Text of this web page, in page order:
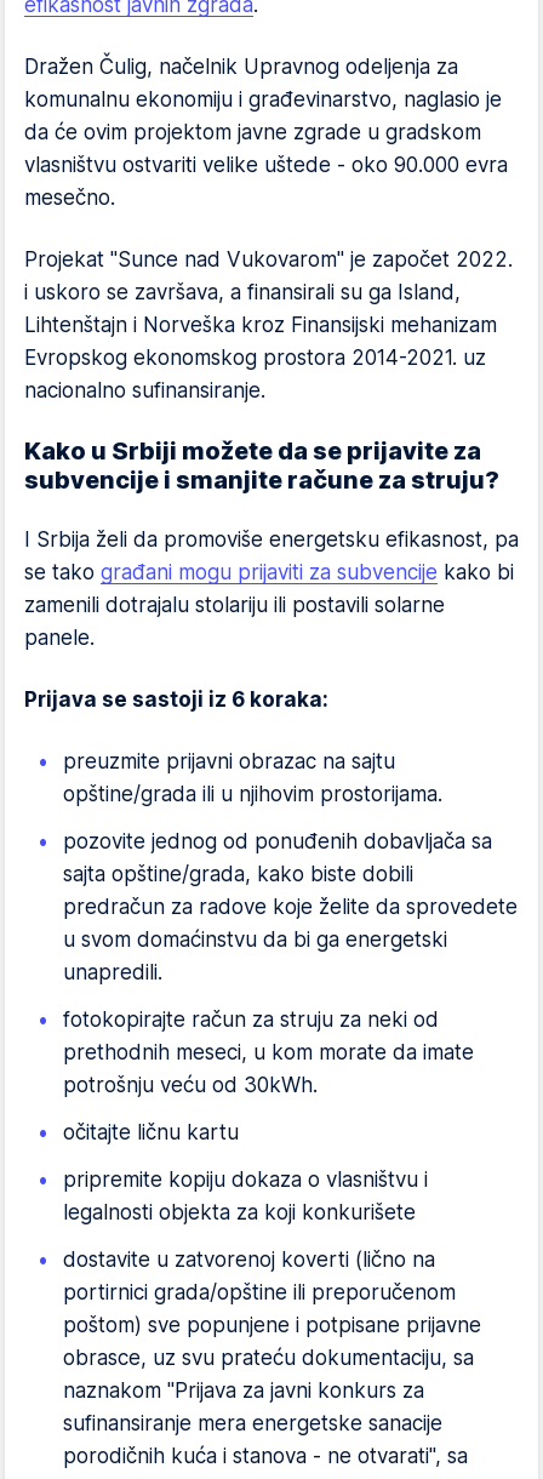
Dražen Čulig, načelnik Upravnog odeljenja za
komunalnu ekonomiju i građevinarstvo, naglasio je
da će ovim projektom javne zgrade u gradskom
vlasništvu ostvariti velike uštede - oko 90.000 evra
mesečno.
Projekat "Sunce nad Vukovarom" je započet 2022.
i uskoro se završava, a finansirali su ga Island,
Lihtenštajn i Norveška kroz Finansijski mehanizam
Evropskog ekonomskog prostora 2014-2021. uz
nacionalno sufinansiranje.
Kako u Srbiji možete da se prijavite za
subvencije i smanjite račune za struju?
I Srbija želi da promoviše energetsku efikasnost, pa
se tako građani mogu prijaviti za subvencije kako bi
zamenili dotrajalu stolariju ili postavili solarne
panele.
Prijava se sastoji iz 6 koraka:
preuzmite prijavni obrazac na sajtu
opštine/grada ili u njihovim prostorijama.
pozovite jednog od ponuđenih dobavljača sa
sajta opštine/grada, kako biste dobili
predračun za radove koje želite da sprovedete
u svom domaćinstvu da bi ga energetski
unapredili.
fotokopirajte račun za struju za neki od
prethodnih meseci, u kom morate da imate
potrošnju veću od 30kWh.
očitajte ličnu kartu
pripremite kopiju dokaza o vlasništvu i
legalnosti objekta za koji konkurišete
dostavite u zatvorenoj koverti (lično na
portirnici grada/opštine ili preporučenom
poštom) sve popunjene i potpisane prijavne
obrasce, uz svu prateću dokumentaciju, sa
naznakom "Prijava za javni konkurs za
sufinansiranje mera energetske sanacije
porodičnih kuća i stanova - ne otvarati'', sa